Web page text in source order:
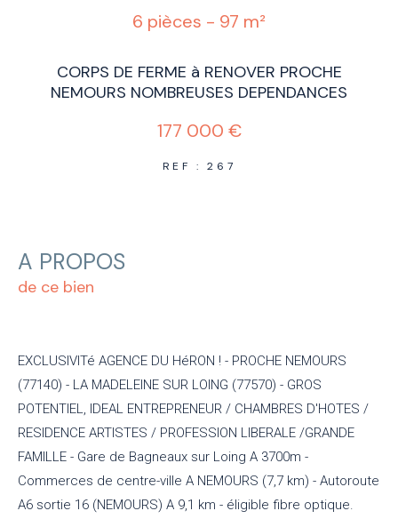
6 pièces - 97 m²
CORPS DE FERME à RENOVER PROCHE
NEMOURS NOMBREUSES DEPENDANCES
177 000 €
REF : 267
A PROPOS
de ce bien
EXCLUSIVITé AGENCE DU HéRON ! - PROCHE NEMOURS
(77140) - LA MADELEINE SUR LOING (77570) - GROS
POTENTIEL, IDEAL ENTREPRENEUR / CHAMBRES D'HOTES /
RESIDENCE ARTISTES / PROFESSION LIBERALE /GRANDE
FAMILLE - Gare de Bagneaux sur Loing A 3700m -
Commerces de centre-ville A NEMOURS (7,7 km) - Autoroute
A6 sortie 16 (NEMOURS) A 9,1 km - éligible fibre optique.